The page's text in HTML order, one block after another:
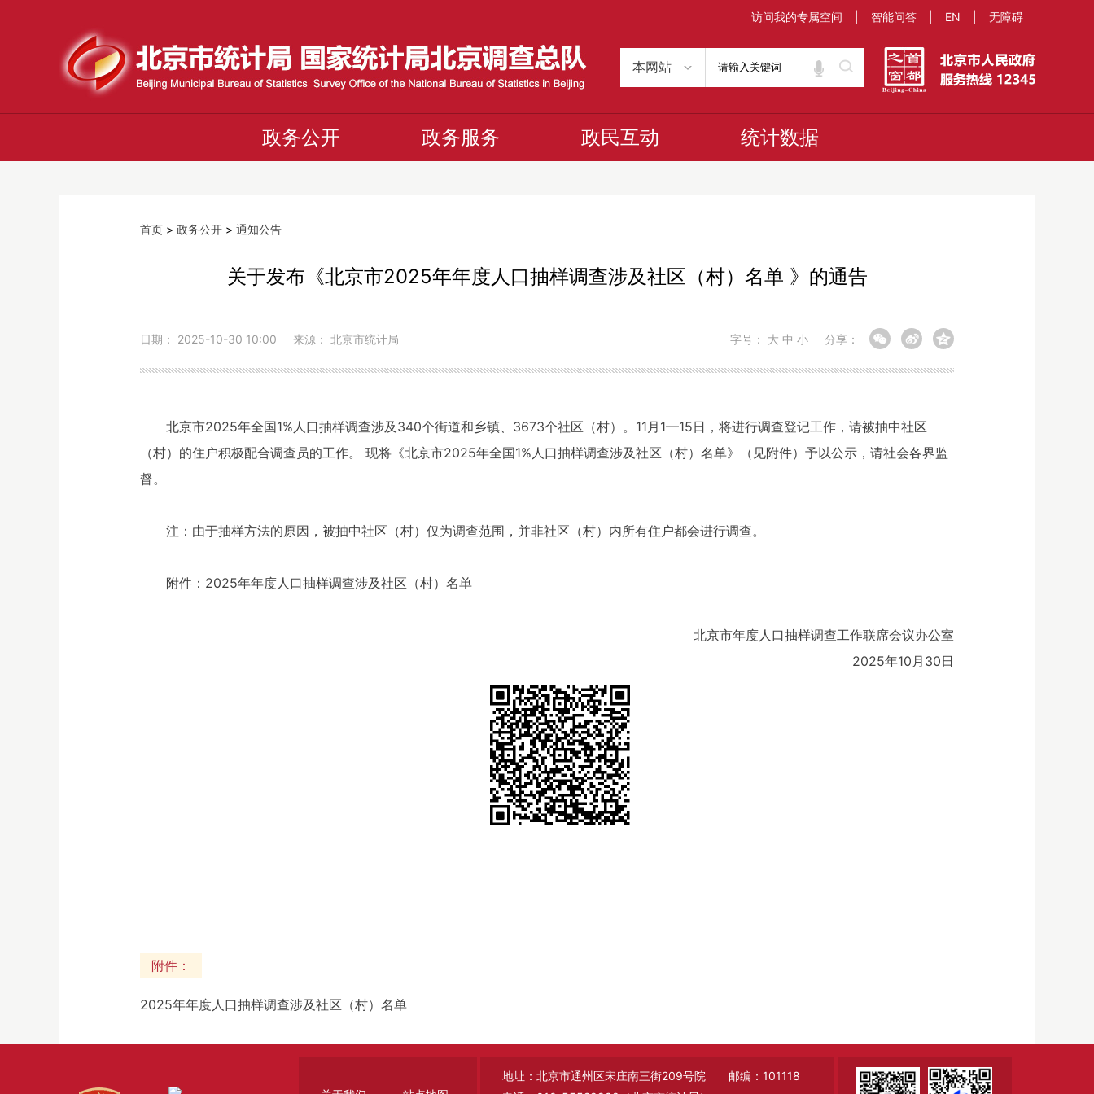
访问我的专属空间 智能问答 EN 无障碍
政务公开 政务服务 政民互动 统计数据
首页 > 政务公开 > 通知公告
关于发布《北京市2025年年度人口抽样调查涉及社区（村）名单 》的通告
字号： 大 中 小 分享：
日期： 2025-10-30 10:00 来源： 北京市统计局
北京市2025年全国1%人口抽样调查涉及340个街道和乡镇、3673个社区（村）。11月1—15日，将进行调查登记工作，请被抽中社区
（村）的住户积极配合调查员的工作。 现将《北京市2025年全国1%人口抽样调查涉及社区（村）名单》（见附件）予以公示，请社会各界监
督。
注：由于抽样方法的原因，被抽中社区（村）仅为调查范围，并非社区（村）内所有住户都会进行调查。
附件： 2025年年度人口抽样调查涉及社区（村）名单
北京市年度人口抽样调查工作联席会议办公室
2025年10月30日
附件：
2025年年度人口抽样调查涉及社区（村）名单
地址：北京市通州区宋庄南三街209号院 邮编：101118